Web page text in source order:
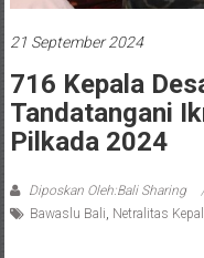
21 September 2024
716 Kepala
Tandatangani
Pilkada 2024
Diposkan Oleh:Bali Sharing
Bawaslu Bali Netralitas